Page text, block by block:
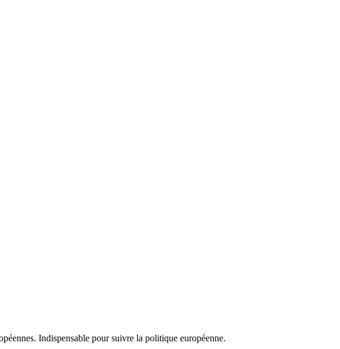
Indispensable pour suivre la politique européenne.